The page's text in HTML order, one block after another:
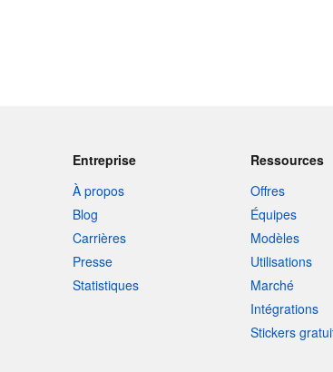
Entreprise
À propos
Blog
Carrières
Presse
Statistiques
Ressources
Offres
Équipes
Modèles
Utilisations
Marché
Intégrations
Stickers